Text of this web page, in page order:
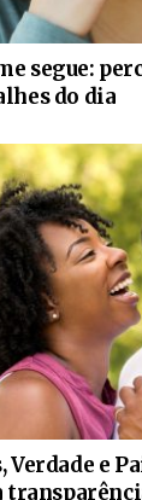
segue:
do dia
Verdade e